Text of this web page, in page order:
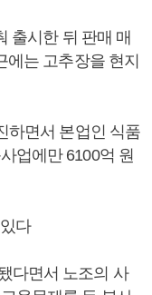
출시한 뒤 판매 매
에는 고추장을 현지
하면서 본업인 식품
업에만 6100억 원
다
다면서 노조의 사